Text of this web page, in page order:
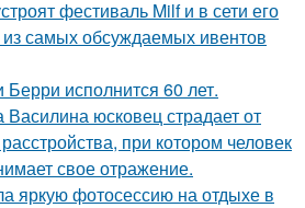
фестиваль Milf и в сети его
самых обсуждаемых ивентов
исполнится 60 лет.
Василина юсковец страдает от
при котором человек
свое отражение.
яркую фотосессию на отдыхе в